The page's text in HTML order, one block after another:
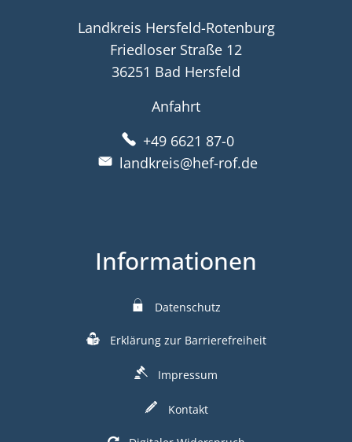
Landkreis Hersfeld-Rotenburg
Friedloser Straße 12
36251 Bad Hersfeld
Anfahrt
+49 6621 87-0
landkreis@hef-rof.de
Informationen
Datenschutz
Erklärung zur Barrierefreiheit
Impressum
Kontakt